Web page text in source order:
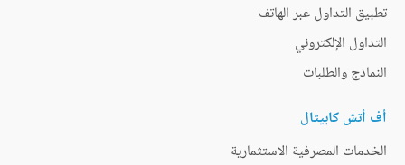
تطبيق التداول عبر الهاتف
التداول الإلكتروني
النماذج والطلبات
أف أتش كابيتال
الخدمات المصرفية الاستثمارية